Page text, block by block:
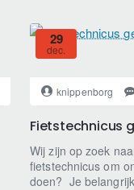
29
dec.
knippenborg
Fietstechnicus
Wij zijn op zoek
fietstechnicus om
doen? Je